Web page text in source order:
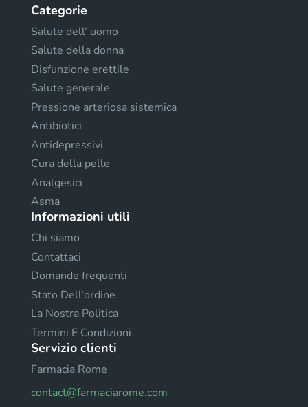
Categorie
Salute dell’ uomo
Salute della donna
Disfunzione erettile
Salute generale
Pressione arteriosa sistemica
Antibiotici
Antidepressivi
Cura della pelle
Analgesici
Asma
Informazioni utili
Chi siamo
Contattaci
Domande frequenti
Stato Dell'ordine
La Nostra Politica
Termini E Condizioni
Servizio clienti
Farmacia Rome
contact@farmaciarome.com